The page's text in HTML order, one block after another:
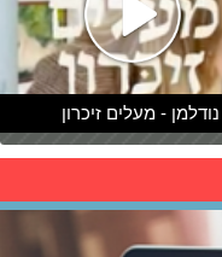
- מעלים זיכרון